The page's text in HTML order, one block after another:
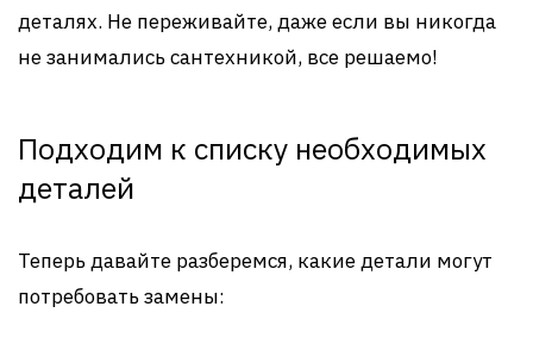
деталях. Не переживайте, даже если вы никогда
не занимались сантехникой, все решаемо!
Подходим к списку необходимых
деталей
Теперь давайте разберемся, какие детали могут
потребовать замены: